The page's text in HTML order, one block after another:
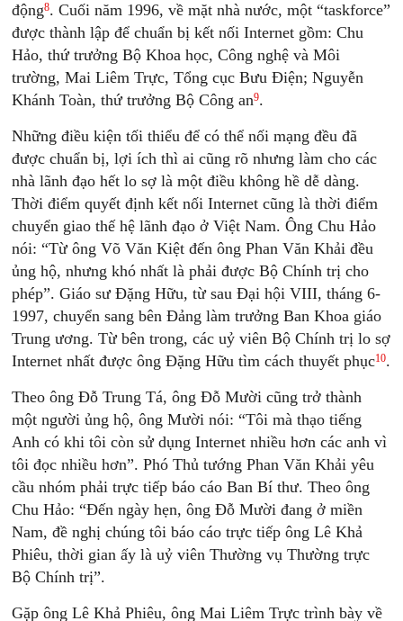
động8. Cuối năm 1996, về mặt nhà nước, một “taskforce”
được thành lập để chuẩn bị kết nối Internet gồm: Chu
Hảo, thứ trưởng Bộ Khoa học, Công nghệ và Môi
trường, Mai Liêm Trực, Tổng cục Bưu Điện; Nguyễn
Khánh Toàn, thứ trưởng Bộ Công an9.
Những điều kiện tối thiểu để có thể nối mạng đều đã
được chuẩn bị, lợi ích thì ai cũng rõ nhưng làm cho các
nhà lãnh đạo hết lo sợ là một điều không hề dễ dàng.
Thời điểm quyết định kết nối Internet cũng là thời điểm
chuyển giao thế hệ lãnh đạo ở Việt Nam. Ông Chu Hảo
nói: “Từ ông Võ Văn Kiệt đến ông Phan Văn Khải đều
ủng hộ, nhưng khó nhất là phải được Bộ Chính trị cho
phép”. Giáo sư Đặng Hữu, từ sau Đại hội VIII, tháng 6-
1997, chuyển sang bên Đảng làm trưởng Ban Khoa giáo
Trung ương. Từ bên trong, các uỷ viên Bộ Chính trị lo sợ
Internet nhất được ông Đặng Hữu tìm cách thuyết phục10.
Theo ông Đỗ Trung Tá, ông Đỗ Mười cũng trở thành
một người ủng hộ, ông Mười nói: “Tôi mà thạo tiếng
Anh có khi tôi còn sử dụng Internet nhiều hơn các anh vì
tôi đọc nhiều hơn”. Phó Thủ tướng Phan Văn Khải yêu
cầu nhóm phải trực tiếp báo cáo Ban Bí thư. Theo ông
Chu Hảo: “Đến ngày hẹn, ông Đỗ Mười đang ở miền
Nam, đề nghị chúng tôi báo cáo trực tiếp ông Lê Khả
Phiêu, thời gian ấy là uỷ viên Thường vụ Thường trực
Bộ Chính trị”.
Gặp ông Lê Khả Phiêu, ông Mai Liêm Trực trình bày về